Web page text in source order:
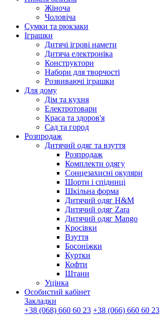
Жіноча
Чоловіча
Сумки та рюкзаки
Іграшки
Дитячі ігрові намети
Дитяча електроніка
Конструктори
Набори для творчості
Розвиваючі іграшки
Для дому
Дім та кухня
Електротовари
Краса та здоров'я
Сад та город
Розпродаж
Дитячий одяг та взуття
Розпродаж
Комплекти одягу
Сонцезахисні окуляри
Шорти і спідниці
Шкільна форма
Дитячий одяг H&M
Дитячий одяг Zara
Дитячий одяг Mango
Кросівки
Взуття
Босоніжки
Куртки
Кофти
Штани
Уцінка
Особистий кабінет
Закладки
+38 (068) 660 60 23 +38 (066) 660 60 23